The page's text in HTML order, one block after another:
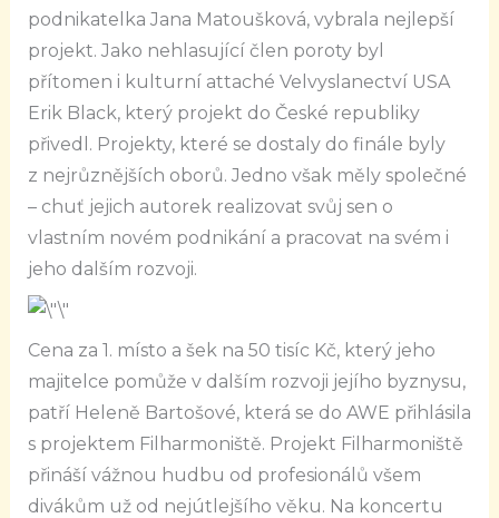
podnikatelka Jana Matoušková, vybrala nejlepší
projekt. Jako nehlasující člen poroty byl
přítomen i kulturní attaché Velvyslanectví USA
Erik Black, který projekt do České republiky
přivedl. Projekty, které se dostaly do finále byly
z nejrůznějších oborů. Jedno však měly společné
– chuť jejich autorek realizovat svůj sen o
vlastním novém podnikání a pracovat na svém i
jeho dalším rozvoji.
Cena za 1. místo a šek na 50 tisíc Kč, který jeho
majitelce pomůže v dalším rozvoji jejího byznysu,
patří Heleně Bartošové, která se do AWE přihlásila
s projektem Filharmoniště. Projekt Filharmoniště
přináší vážnou hudbu od profesionálů všem
divákům už od nejútlejšího věku. Na koncertu